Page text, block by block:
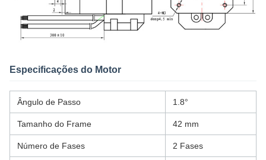
Especificações do Motor
Ângulo de Passo 1.8°
Tamanho do Frame 42 mm
Número de Fases 2 Fases